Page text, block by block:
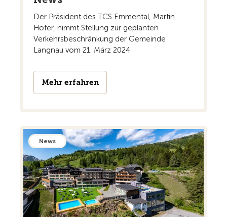
Der Präsident des TCS Emmental, Martin
Hofer, nimmt Stellung zur geplanten
Verkehrsbeschränkung der Gemeinde
Langnau vom 21. März 2024
Mehr erfahren
News